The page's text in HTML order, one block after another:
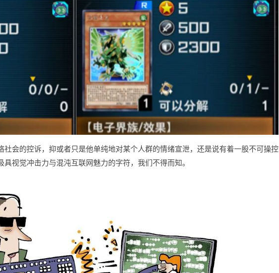
社会的控诉，抑或者只是他单纯地对某个人群的情绪宣泄，还是说有着一股不可操控
视觉冲击力与混沌互联网魅力的字符，我们不得而知。